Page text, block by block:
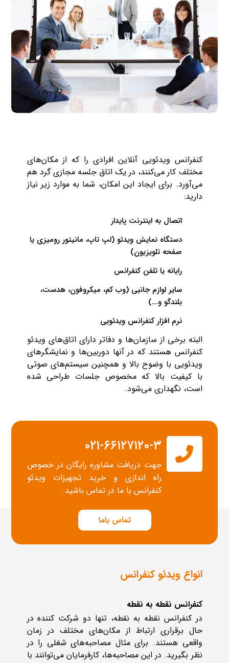
کنفرانس ویدئویی آنلاین افرادی را که از مکان‌های
مختلف کار می‌کنند، در یک اتاق جلسه مجازی گرد هم
می‌آورد. برای ایجاد این امکان، شما به موارد زیر نیاز
دارید:
اتصال به اینترنت پایدار
دستگاه نمایش ویدئو (لپ تاپ، مانیتور رومیزی یا
صفحه تلویزیون)
رایانه یا تلفن کنفرانس
سایر لوازم جانبی (وب کم، میکروفون، هدست،
بلندگو و...)
نرم افزار کنفرانس ویدئویی
البته برخی از سازمان‌ها و دفاتر دارای اتاق‌های ویدئو
کنفرانس هستند که در آنها دوربین‌ها و نمایشگرهای
ویدئویی با وضوح بالا و همچنین سیستم‌های صوتی
با کیفیت بالا که مخصوص جلسات طراحی شده
است، نگهداری می‌شود.
۰۲۱-۶۶۱۲۷۱۲۰-۳
جهت دریافت مشاوره رایگان در خصوص
راه اندازی و خرید تجهیزات ویدئو
کنفرانس با ما در تماس باشید.
تماس باما
انواع ویدئو کنفرانس
کنفرانس نقطه به نقطه
در کنفرانس نقطه به نقطه، تنها دو شرکت کننده در
حال برقراری ارتباط از مکان‌های مختلف در زمان
واقعی هستند. برای مثال مصاحبه‌های شغلی را در
نظر بگیرید. در این مصاحبه‌ها، کارفرمایان می‌توانند با